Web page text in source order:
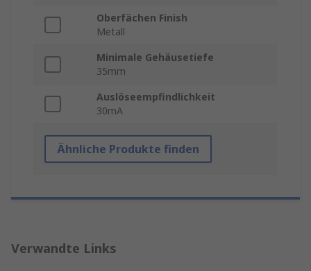
Oberfächen Finish
Metall
Minimale Gehäusetiefe
35mm
Auslöseempfindlichkeit
30mA
Ähnliche Produkte finden
Verwandte Links